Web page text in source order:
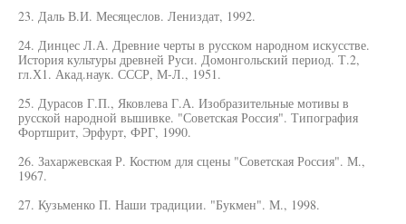
23. Даль В.И. Месяцеслов. Лениздат, 1992.
24. Динцес Л.А. Древние черты в русском народном искусстве.
История культуры древней Руси. Домонгольский период. Т.2,
гл.Х1. Акад.наук. СССР, М-Л., 1951.
25. Дурасов Г.П., Яковлева Г.А. Изобразительные мотивы в
русской народной вышивке. "Советская Россия". Типография
Фортшрит, Эрфурт, ФРГ, 1990.
26. Захаржевская Р. Костюм для сцены "Советская Россия". М.,
1967.
27. Кузьменко П. Наши традиции. "Букмен". М., 1998.